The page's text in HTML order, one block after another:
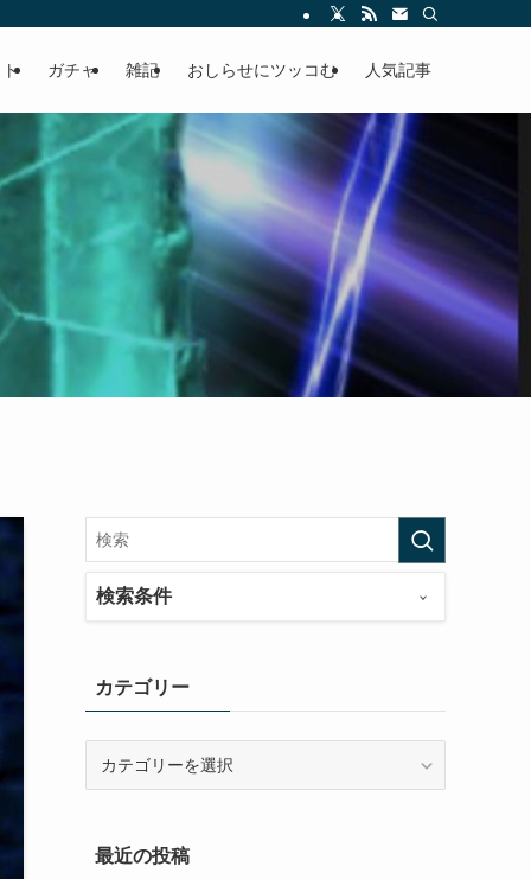
ガチャ 雑記 おしらせにツッコむ 人気記事
検索条件
カテゴリー
ー最近の投稿